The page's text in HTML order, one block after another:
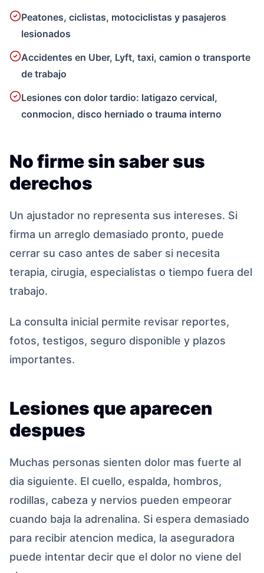
Peatones, ciclistas, motociclistas y pasajeros
lesionados
Accidentes en Uber, Lyft, taxi, camion o transporte
de trabajo
Lesiones con dolor tardio: latigazo cervical,
conmocion, disco herniado o trauma interno
No firme sin saber sus
derechos
Un ajustador no representa sus intereses. Si
firma un arreglo demasiado pronto, puede
cerrar su caso antes de saber si necesita
terapia, cirugia, especialistas o tiempo fuera del
trabajo.
La consulta inicial permite revisar reportes,
fotos, testigos, seguro disponible y plazos
importantes.
Lesiones que aparecen
despues
Muchas personas sienten dolor mas fuerte al
dia siguiente. El cuello, espalda, hombros,
rodillas, cabeza y nervios pueden empeorar
cuando baja la adrenalina. Si espera demasiado
para recibir atencion medica, la aseguradora
puede intentar decir que el dolor no viene del